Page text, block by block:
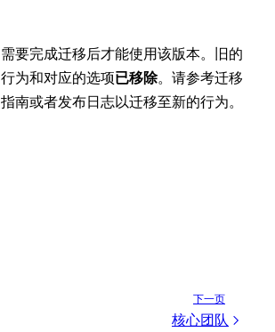
需要完成迁移后才能使用该版本。旧的
行为和对应的选项已移除。请参考迁移
指南或者发布日志以迁移至新的行为。
下一页
核心团队